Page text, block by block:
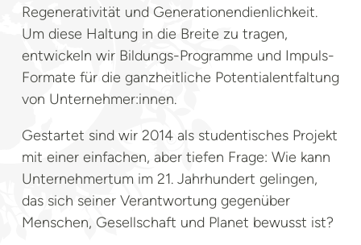
Regenerativität und Generationendienlichkeit.
Um diese Haltung in die Breite zu tragen,
entwickeln wir Bildungs-Programme und Impuls-
Formate für die ganzheitliche Potentialentfaltung
von Unternehmer:innen.
Gestartet sind wir 2014 als studentisches Projekt
mit einer einfachen, aber tiefen Frage: Wie kann
Unternehmertum im 21. Jahrhundert gelingen,
das sich seiner Verantwortung gegenüber
Menschen, Gesellschaft und Planet bewusst ist?